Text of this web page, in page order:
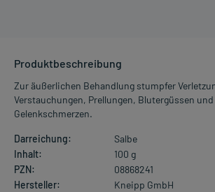
Produktbeschreibung
Zur äußerlichen Behandlung stumpfer
Verstauchungen, Prellungen, Blutergüssen
Gelenkschmerzen.
Darreichung:
Salbe
Inhalt:
100 g
PZN:
08868241
Hersteller:
Kneipp GmbH